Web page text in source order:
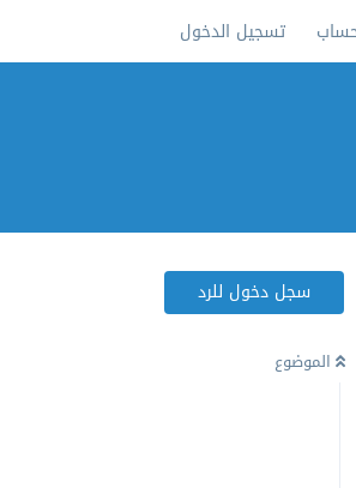
تسجيل الدخول
سجل دخول للرد
الموضوع